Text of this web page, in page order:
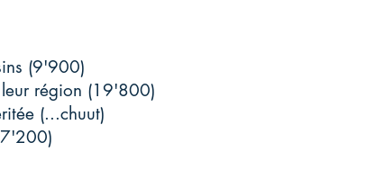
(9'900)
région (19'800)
(...chuut)